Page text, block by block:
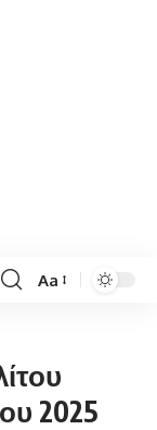
Font
Aa
2025